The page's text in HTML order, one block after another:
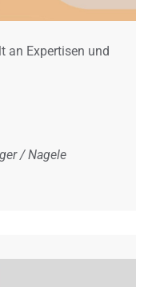
an Expertisen und
/ Nagele